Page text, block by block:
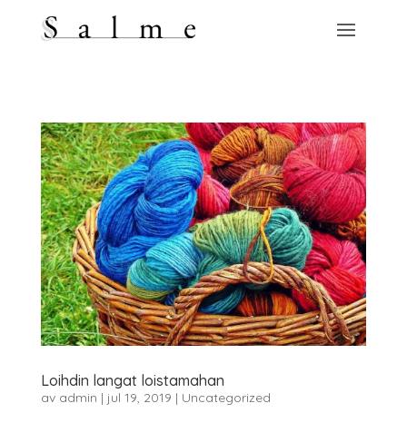
Loihdin langat loistamahan
av admin | jul 19, 2019 | Uncategorized